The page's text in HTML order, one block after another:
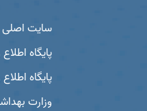
سایت اصلی
پایگاه
پایگاه
وزارت